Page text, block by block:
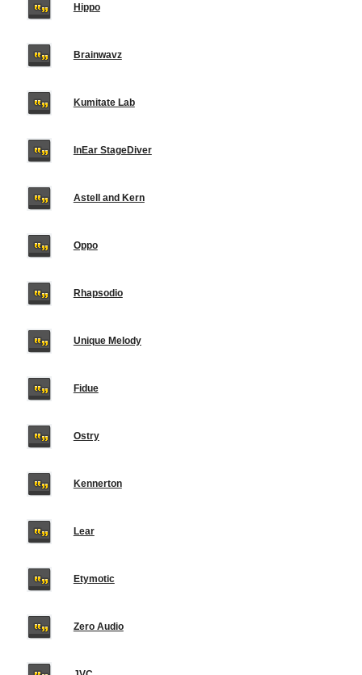
Hippo
Brainwavz
Kumitate Lab
InEar StageDiver
Astell and Kern
Oppo
Rhapsodio
Unique Melody
Fidue
Ostry
Kennerton
Lear
Etymotic
Zero Audio